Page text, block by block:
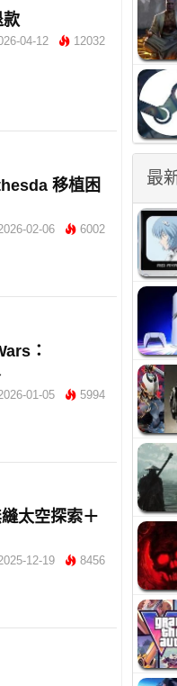
款
04-12 12032
移植困
02-06 6002
：
01-05 5994
太空探索＋
12-19 8456
最